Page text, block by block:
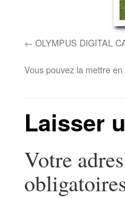
OLYMPUS DIGITAL
Vous pouvez la mettre
Laisser
Votre